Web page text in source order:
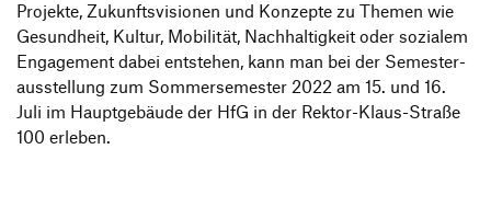
Projekte, Zukunfts­vi­sionen und Konzepte zu Themen wie
Gesund­heit, Kultur, Mobi­lität, Nach­hal­tig­keit oder sozialem
Enga­ge­ment dabei entstehen, kann man bei der Semes­ter­
aus­stel­lung zum Sommer­se­mester 2022 am 15. und 16.
Juli im Haupt­ge­bäude der HfG in der Rektor-Klaus-Straße
100 erleben.